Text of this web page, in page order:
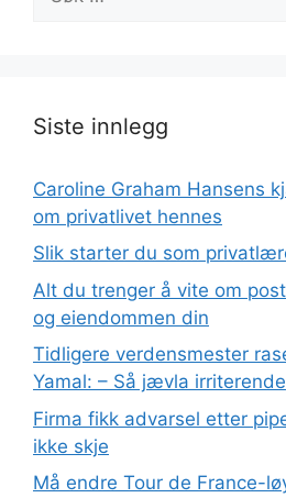
etter:
Siste innlegg
Caroline Graham Hansens
om privatlivet hennes
Slik starter du som
Alt du trenger å vite om
og eiendommen din
Tidligere verdensmester
Yamal: – Så jævla irriterende
Firma fikk advarsel etter
ikke skje
Må endre Tour de France-